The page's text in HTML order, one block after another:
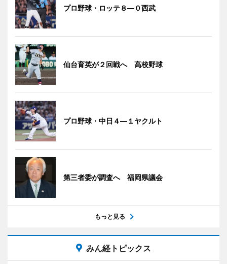
プロ野球・ロッテ８―０西武
仙台育英が２回戦へ 高校野球
プロ野球・中日４―１ヤクルト
第三者委が調査へ 福岡県議会
もっと見る
みん経トピックス